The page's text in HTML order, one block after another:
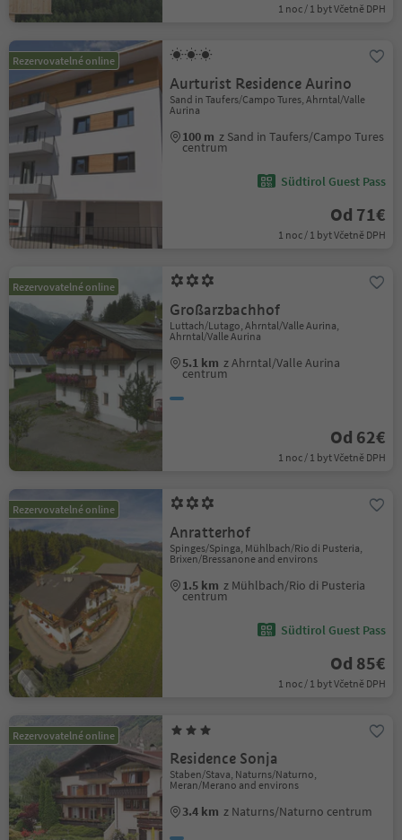
1 noc / 1 byt Včetně DPH
Rezervovatelné online
Aurturist Residence Aurino
Sand in Taufers/Campo Tures, Ahrntal/Valle
Aurina
100 m z Sand in Taufers/Campo Tures
centrum
Südtirol Guest Pass
Od 71€
1 noc / 1 byt Včetně DPH
Rezervovatelné online
Großarzbachhof
Luttach/Lutago, Ahrntal/Valle Aurina,
Ahrntal/Valle Aurina
5.1 km z Ahrntal/Valle Aurina
centrum
Od 62€
1 noc / 1 byt Včetně DPH
Rezervovatelné online
Anratterhof
Spinges/Spinga, Mühlbach/Rio di Pusteria,
Brixen/Bressanone and environs
1.5 km z Mühlbach/Rio di Pusteria
centrum
Südtirol Guest Pass
Od 85€
1 noc / 1 byt Včetně DPH
Rezervovatelné online
Residence Sonja
Staben/Stava, Naturns/Naturno,
Meran/Merano and environs
3.4 km z Naturns/Naturno centrum